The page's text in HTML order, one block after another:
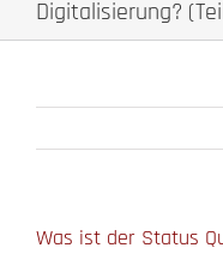
Digitalisierung?
Was ist der Status